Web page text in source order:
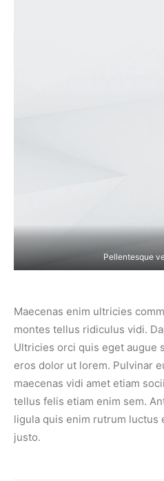
Pellentesque
Maecenas enim ultricies
montes tellus ridiculus vidi.
Ultricies orci quis eget augue
eros dolor ut lorem. Pulvinar
maecenas vidi amet etiam
tellus felis etiam enim sem.
ligula quis enim rutrum luctus
justo.